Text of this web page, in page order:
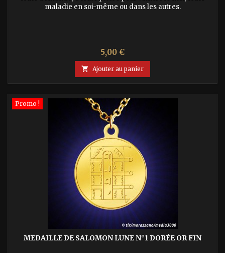
maladie en soi-même ou dans les autres.
Prix
5,00 €
 Ajouter au panier
Promo !
MEDAILLE DE SALOMON LUNE N°1 DORÉE OR FIN